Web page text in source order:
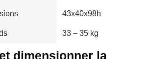
43x40x98h
33 – 35 kg
dimensionner la